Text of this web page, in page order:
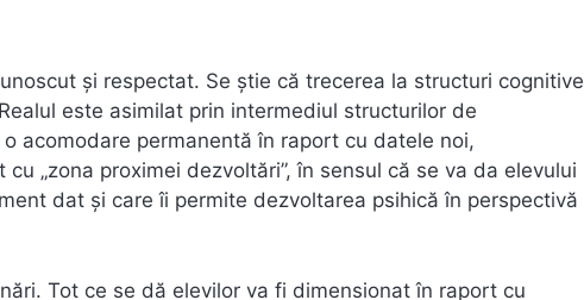
şi respectat. Se ştie că trecerea la structuri cognitive
este asimilat prin intermediul structurilor de
acomodare permanentă în raport cu datele noi,
„zona proximei dezvoltări”, în sensul că se va da elevului
dat şi care îi permite dezvoltarea psihică în perspectivă
Tot ce se dă elevilor va fi dimensionat în raport cu